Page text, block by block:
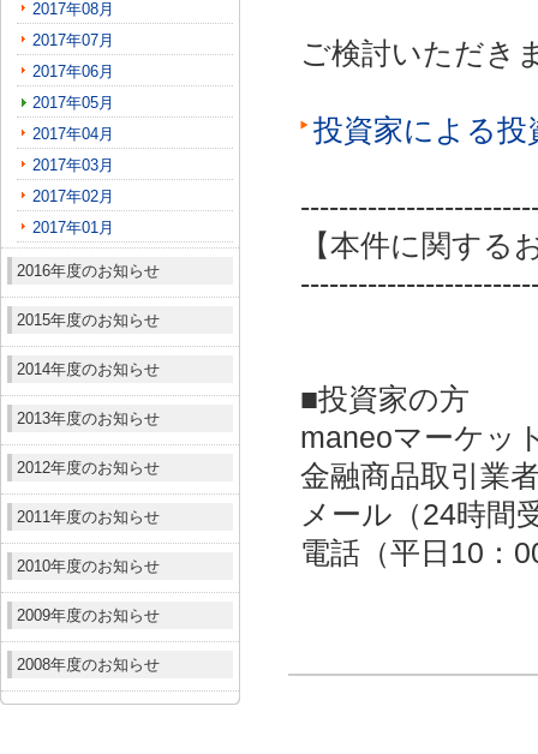
2017年08月
2017年07月
2017年06月
2017年05月
2017年04月
2017年03月
2017年02月
2017年01月
2016年度のお知らせ
2015年度のお知らせ
2014年度のお知らせ
2013年度のお知らせ
2012年度のお知らせ
2011年度のお知らせ
2010年度のお知らせ
2009年度のお知らせ
2008年度のお知らせ
ご検討いただき
投資家による
【本件に関する
■投資家の方
maneoマーケッ
金融商品取引業
メール（24時間
電話（平日10：